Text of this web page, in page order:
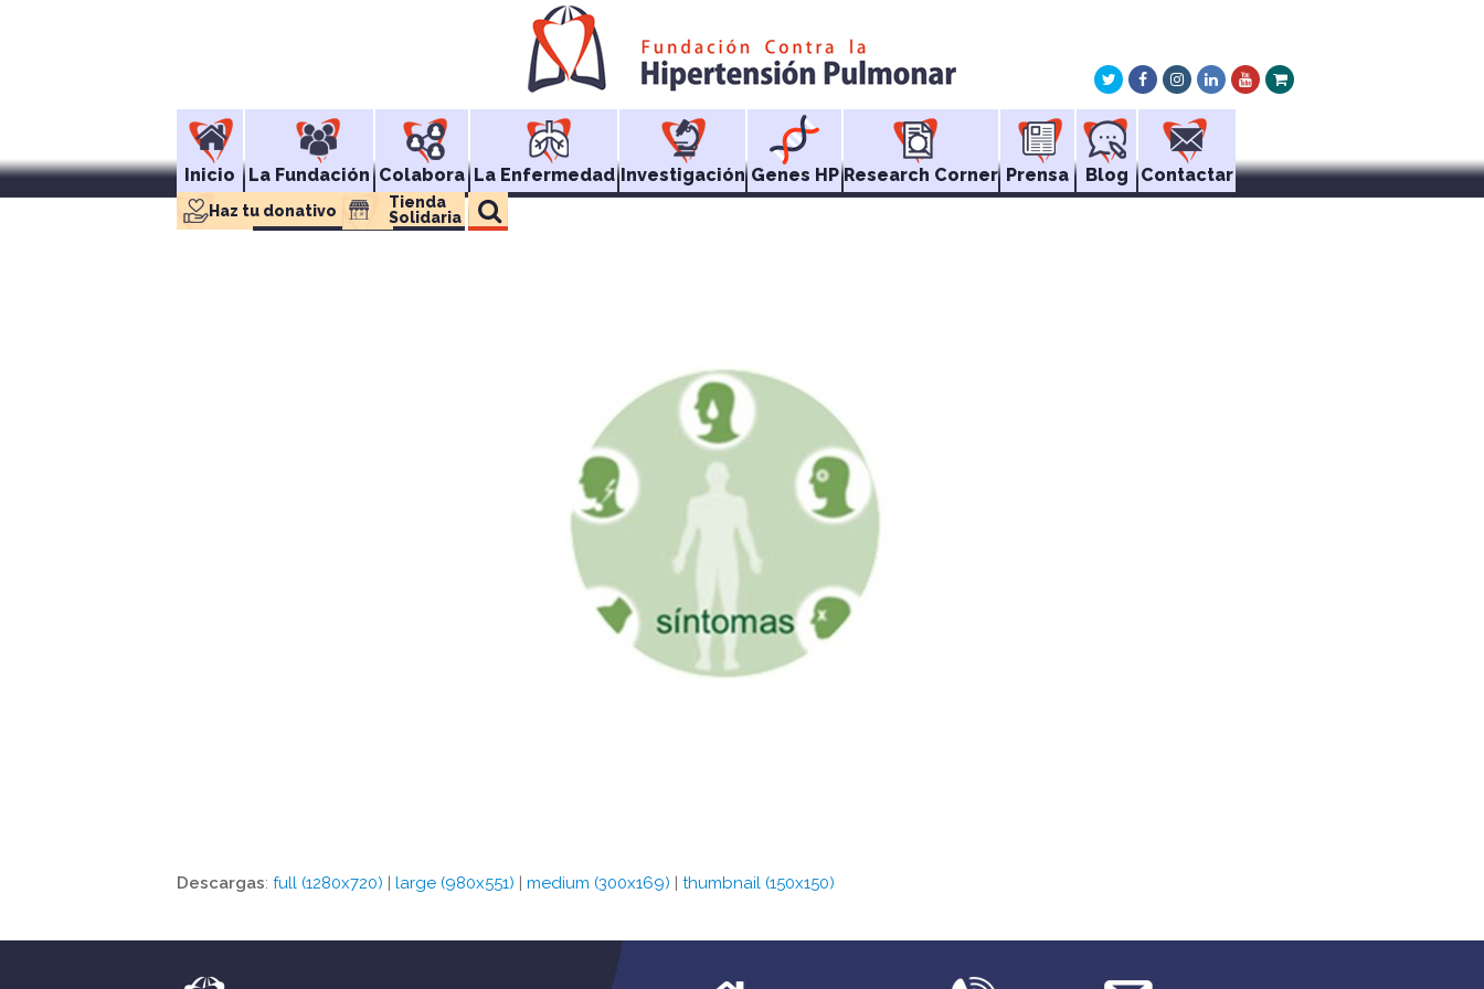
TwitterFacebookInstagram
LinkedInYoutube
Xing
Inicio La Fundación Colabora La Enfermedad Investigación Genes HP Research Corner Prensa Blog Contactar
Haz tu donativo
Tienda
Solidaria
Descargas: full (1280x720) | large (980x551) | medium (300x169) | thumbnail (150x150)